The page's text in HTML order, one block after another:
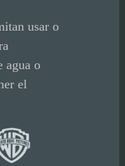
usar o
agua o
el